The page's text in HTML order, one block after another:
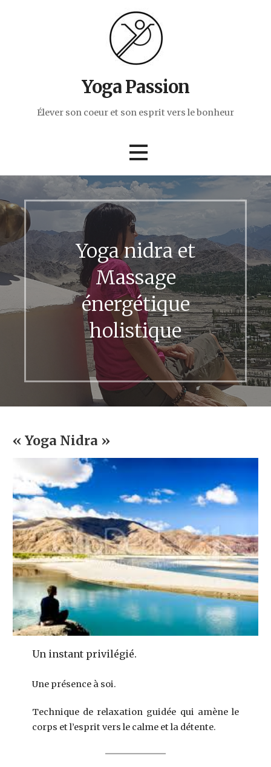
Yoga Passion
Élever son coeur et son esprit vers le bonheur
Yoga nidra et
Massage
énergétique
holistique
« Yoga Nidra »
Un instant privilégié.
Une présence à soi.
Technique de relaxation guidée qui amène le
corps et l’esprit vers le calme et la détente.